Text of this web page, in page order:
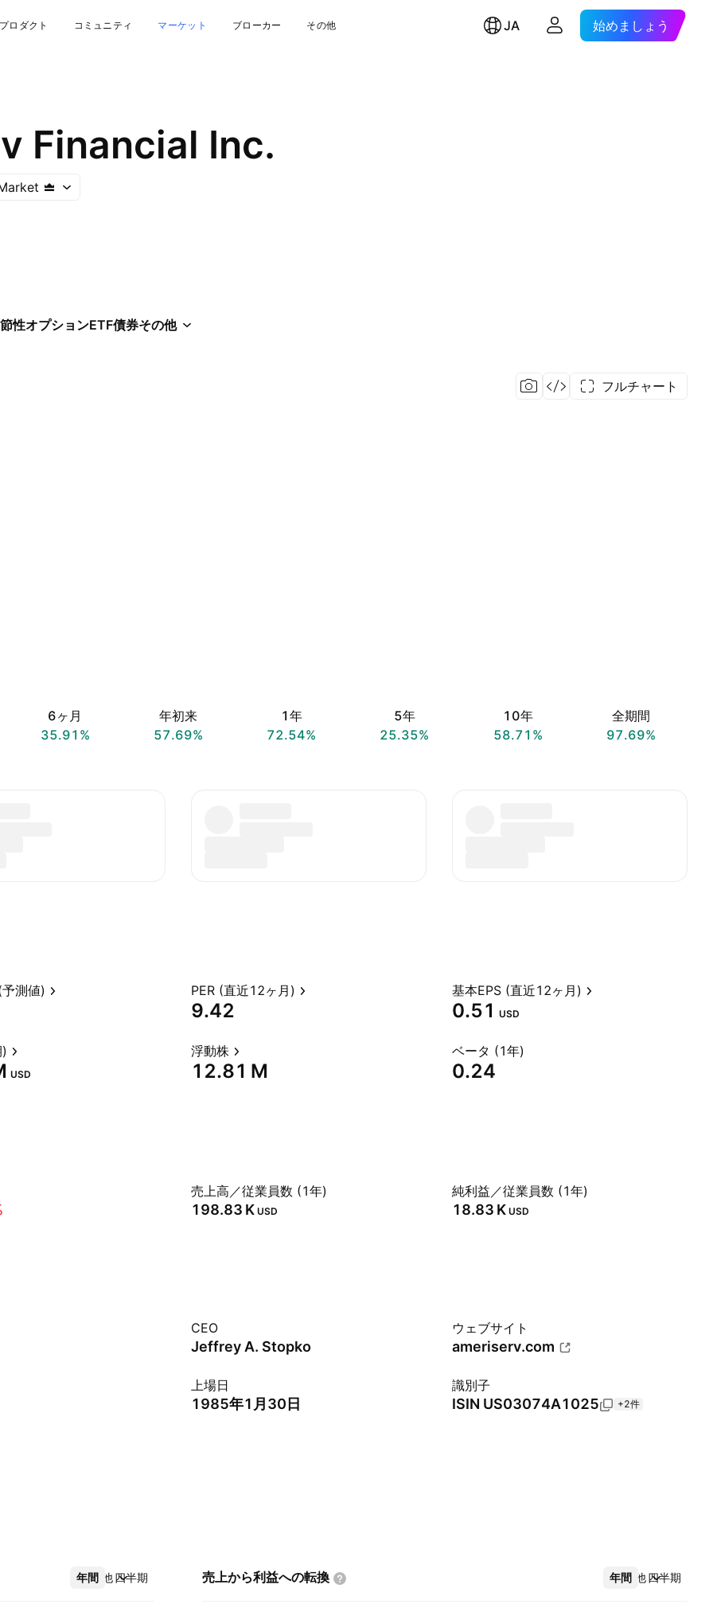
プロダクト コミュニティ マーケット ブローカー その他 JA 始めましょう
Financial Inc.
性オプションETF債券その他
フルチャート
6ヶ月
35.91%
年初来
57.69%
1年
72.54%
5年
25.35%
10年
58.71%
全期間
97.69%
測値) PER (直近12ヶ月)
9.42
基本EPS (直近12ヶ月)
0.51 USD
USD
浮動株
‪12.81 M‬
ベータ (1年)
0.24
売上高／従業員数 (1年)
‪198.83 K‬ USD
純利益／従業員数 (1年)
‪18.83 K‬ USD
CEO
Jeffrey A. Stopko
ウェブサイト
ameriserv.com
上場日
1985年1月30日
識別子
ISIN US03074A1025 +2件
年間 四半期
その他 売上から利益への転換 年間 四半期
その他